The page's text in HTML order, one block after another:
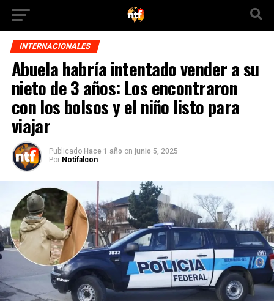
INTERNACIONALES
Abuela habría intentado vender a su
nieto de 3 años: Los encontraron
con los bolsos y el niño listo para
viajar
Publicado Hace 1 año on junio 5, 2025
Por Notifalcon